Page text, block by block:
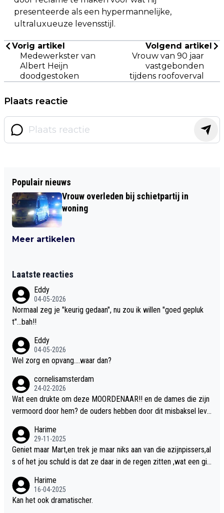
presenteerde als een hypermannelijke,
ultraluxueuze levensstijl.
Vorig artikel
Medewerkster van
Albert Heijn
doodgestoken
Volgend artikel
Vrouw van 90 jaar
vastgebonden
tijdens roofoverval
Plaats reactie
Populair nieuws
Vrouw overleden bij schietpartij in
woning
Meer artikelen
Laatste reacties
Eddy
04-05-2026
Normaal zeg je "keurig gedaan", nu zou ik willen "goed gepluk
t"...bah!!
Eddy
04-05-2026
Wel zorg en opvang....waar dan?
cornelisamsterdam
24-02-2026
Wat een drukte om deze MOORDENAAR!! en de dames die zijn
vermoord door hem? de ouders hebben door dit misbaksel leve
t!!
Harime
29-11-2025
Geniet maar Mart,en trek je maar niks aan van die azijnpissers,al
s of het jou schuld is dat ze daar in de regen zitten ,wat een gill
Harime
16-04-2025
Kan het ook dramatischer.